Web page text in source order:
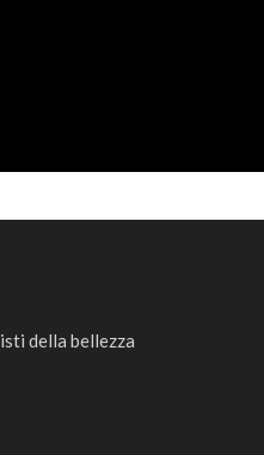
della bellezza